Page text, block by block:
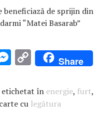
de sprijin din
“Matei Basarab”
M
se
n
C
o
p
y
Share
etichetat în energie, furt,
cu legătura